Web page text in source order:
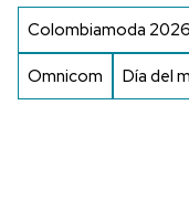
Colombiamoda 2026
Omnicom Día del